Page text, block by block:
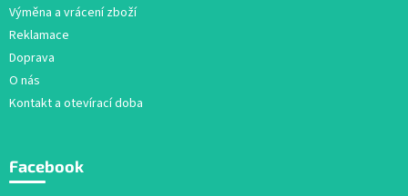
Výměna a vrácení zboží
Reklamace
Doprava
O nás
Kontakt a otevírací doba
Facebook